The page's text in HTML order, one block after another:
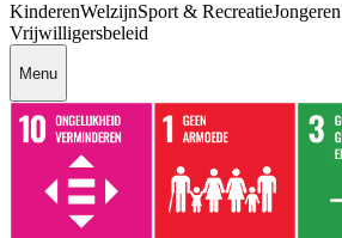
KinderenWelzijnSport & RecreatieJongeren
Vrijwilligersbeleid
Menu